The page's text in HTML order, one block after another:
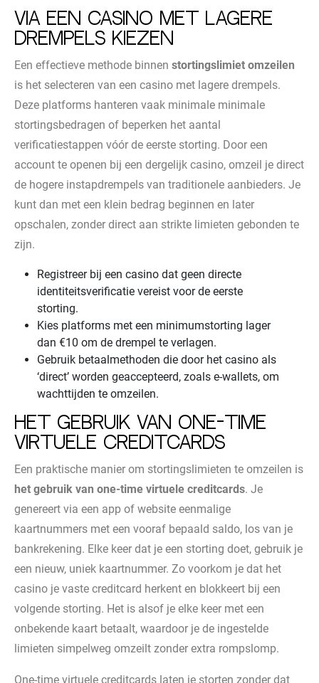
Via een casino met lagere
drempels kiezen
Een effectieve methode binnen stortingslimiet omzeilen
is het selecteren van een casino met lagere drempels.
Deze platforms hanteren vaak minimale minimale
stortingsbedragen of beperken het aantal
verificatiestappen vóór de eerste storting. Door een
account te openen bij een dergelijk casino, omzeil je direct
de hogere instapdrempels van traditionele aanbieders. Je
kunt dan met een klein bedrag beginnen en later
opschalen, zonder direct aan strikte limieten gebonden te
zijn.
Registreer bij een casino dat geen directe
identiteitsverificatie vereist voor de eerste
storting.
Kies platforms met een minimumstorting lager
dan €10 om de drempel te verlagen.
Gebruik betaalmethoden die door het casino als
‘direct’ worden geaccepteerd, zoals e-wallets, om
wachttijden te omzeilen.
Het gebruik van one-time
virtuele creditcards
Een praktische manier om stortingslimieten te omzeilen is
het gebruik van one-time virtuele creditcards. Je
genereert via een app of website eenmalige
kaartnummers met een vooraf bepaald saldo, los van je
bankrekening. Elke keer dat je een storting doet, gebruik je
een nieuw, uniek kaartnummer. Zo voorkom je dat het
casino je vaste creditcard herkent en blokkeert bij een
volgende storting. Het is alsof je elke keer met een
onbekende kaart betaalt, waardoor je de ingestelde
limieten simpelweg omzeilt zonder extra rompslomp.
One-time virtuele creditcards laten je storten zonder dat